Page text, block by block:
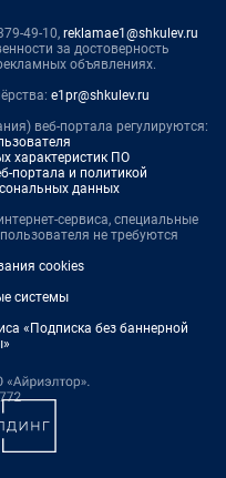
49-10, reklamae1@shkulev.ru
за достоверность
объявлениях.
e1pr@shkulev.ru
веб-портала регулируются:
характеристик ПО
портала и политикой
данных
сервиса, специальные
не требуются
cookies
системы
«Подписка без баннерной